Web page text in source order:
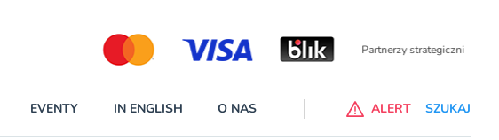
Partnerzy
EVENTY IN ENGLISH O NAS ALERT SZUKAJ